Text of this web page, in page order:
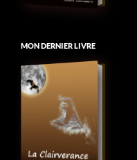
MON DERNIER LIVRE